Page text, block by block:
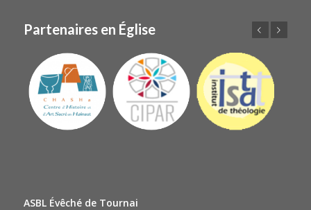
Partenaires en Église
ASBL Évêché de Tournai